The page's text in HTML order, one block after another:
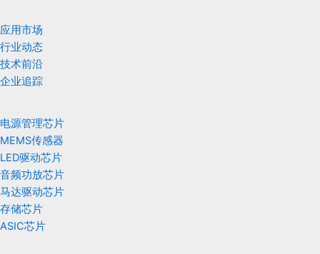
应用市场
行业动态
技术前沿
企业追踪
电源管理芯片
MEMS传感器
LED驱动芯片
音频功放芯片
马达驱动芯片
存储芯片
ASIC芯片